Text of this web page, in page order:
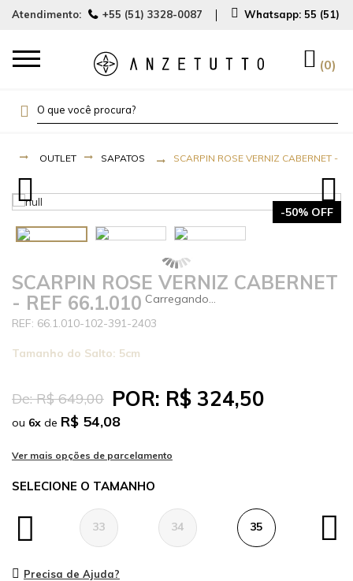
Atendimento: +55 (51) 3328-0087 Whatsapp: 55 (51)
0
OUTLET SAPATOS SCARPIN ROSE VERNIZ CABERNET -
-50% OFF
SCARPIN ROSE VERNIZ CABERNET
- REF 66.1.010
66.1.010-102-391-2403
Tamanho do Salto: 5cm
De:R$ 649,00 POR: R$ 324,50
ou 6x de R$ 54,08
TAMANHO
33 34 35
Precisa de Ajuda?